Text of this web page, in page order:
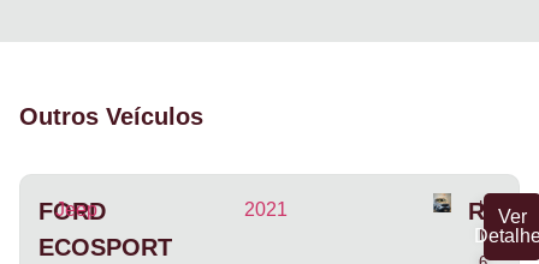
Outros Veículos
FORD
ECOSPORT
Jeep 2021
K
M
Ver